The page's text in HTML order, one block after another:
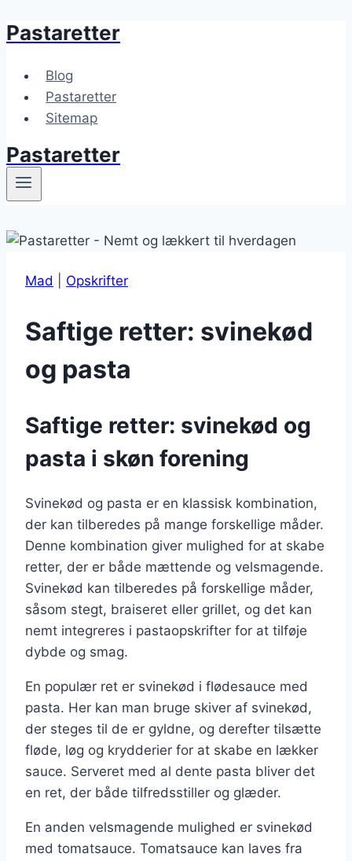
Fortsæt
indhold
Pastaretter
Blog
Pastaretter
Sitemap
Pastaretter
Mad Opskrifter
Saftige retter: svinekød
og pasta
Saftige retter: svinekød og
pasta i skøn forening
Svinekød og pasta er en klassisk kombination,
der kan tilberedes på mange forskellige måder.
Denne kombination giver mulighed for at skabe
retter, der er både mættende og velsmagende.
Svinekød kan tilberedes på forskellige måder,
såsom stegt, braiseret eller grillet, og det kan
nemt integreres i pastaopskrifter for at tilføje
dybde og smag.
En populær ret er svinekød i flødesauce med
pasta. Her kan man bruge skiver af svinekød,
der steges til de er gyldne, og derefter tilsætte
fløde, løg og krydderier for at skabe en lækker
sauce. Serveret med al dente pasta bliver det
en ret, der både tilfredsstiller og glæder.
En anden velsmagende mulighed er svinekød
med tomatsauce. Tomatsauce kan laves fra